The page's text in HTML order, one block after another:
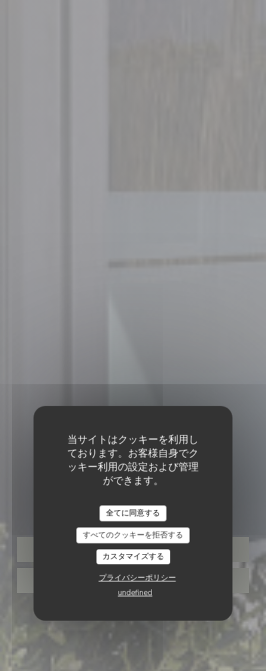
当サイトはクッキーを利用し
ております。お客様自身でク
ッキー利用の設定および管理
ができます。
全てに同意する
すべてのクッキーを拒否する
カスタマイズする
プライバシーポリシー
undefined
バーブラッセリー• WISSANT
La Terrasse des filles
予約
取り除く